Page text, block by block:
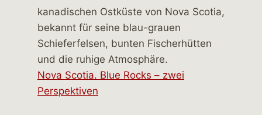
Nova Scotia. Blue Rocks – zwei
Perspektiven